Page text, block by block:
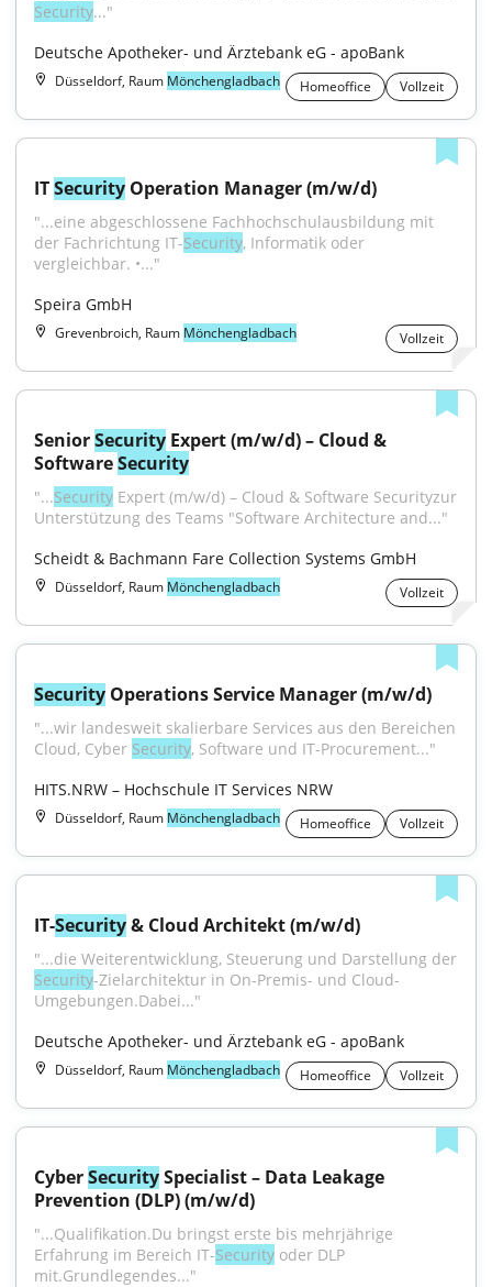
Security..."
Deutsche Apotheker- und Ärztebank eG - apoBank
Düsseldorf, Raum Mönchengladbach Homeoffice Vollzeit
IT Security Operation Manager (m/w/d)
"...eine abgeschlossene Fachhochschulausbildung mit
der Fachrichtung IT-Security, Informatik oder
vergleichbar. •..."
Speira GmbH
Grevenbroich, Raum Mönchengladbach Vollzeit
Senior Security Expert (m/w/d) – Cloud &
Software Security
"...Security Expert (m/w/d) – Cloud & Software Securityzur
Unterstützung des Teams "Software Architecture and..."
Scheidt & Bachmann Fare Collection Systems GmbH
Düsseldorf, Raum Mönchengladbach Vollzeit
Security Operations Service Manager (m/w/d)
"...wir landesweit skalierbare Services aus den Bereichen
Cloud, Cyber Security, Software und IT-Procurement..."
HITS.NRW – Hochschule IT Services NRW
Düsseldorf, Raum Mönchengladbach Homeoffice Vollzeit
IT-Security & Cloud Architekt (m/w/d)
Security-Zielarchitektur in On-Premis- und Cloud-
Umgebungen.Dabei..."
Deutsche Apotheker- und Ärztebank eG - apoBank
Düsseldorf, Raum Mönchengladbach Homeoffice Vollzeit
Cyber Security Specialist – Data Leakage
Prevention (DLP) (m/w/d)
"...Qualifikation.Du bringst erste bis mehrjährige
Erfahrung im Bereich IT-Security oder DLP
mit.Grundlegendes..."